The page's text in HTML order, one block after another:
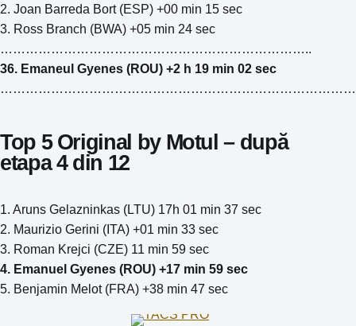
2. Joan Barreda Bort (ESP) +00 min 15 sec
3. Ross Branch (BWA) +05 min 24 sec
………………………………………………………………..
36. Emaneul Gyenes (ROU) +2 h 19 min 02 sec
…………………………………………………………………………
Top 5 Original by Motul – după
etapa 4 din 12
1. Aruns Gelazninkas (LTU) 17h 01 min 37 sec
2. Maurizio Gerini (ITA) +01 min 33 sec
3. Roman Krejci (CZE) 11 min 59 sec
4. Emanuel Gyenes (ROU) +17 min 59 sec
5. Benjamin Melot (FRA) +38 min 47 sec